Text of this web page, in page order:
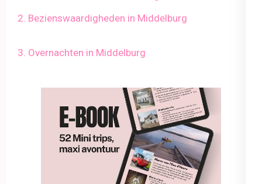
2. Bezienswaardigheden in Middelburg
3. Overnachten in Middelburg